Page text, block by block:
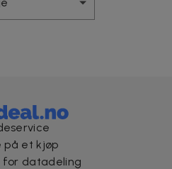
på et kjøp
for datadeling